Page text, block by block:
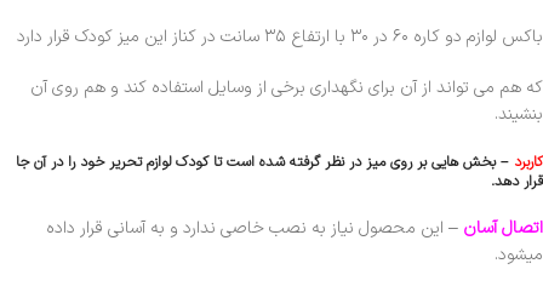
باکس لوازم دو کاره ۶۰ در ۳۰ با ارتفاع ۳۵ سانت در کناز این میز کودک قرار دارد
که هم می تواند از آن برای نگهداری برخی از وسایل استفاده کند و هم روی آن
بنشیند.
کاربرد – بخش هایی بر روی میز در نظر گرفته شده است تا کودک لوازم تحریر خود را در آن جا
قرار دهد.
اتصال آسان – این محصول نیاز به نصب خاصی ندارد و به آسانی قرار داده
میشود.